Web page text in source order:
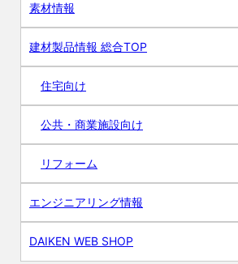
素材情報
建材製品情報 総合TOP
住宅向け
公共・商業施設向け
リフォーム
エンジニアリング情報
DAIKEN WEB SHOP